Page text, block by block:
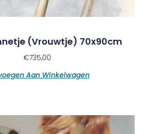
(vrouwtje) 70x90cm
€735,00
Aan Winkelwagen